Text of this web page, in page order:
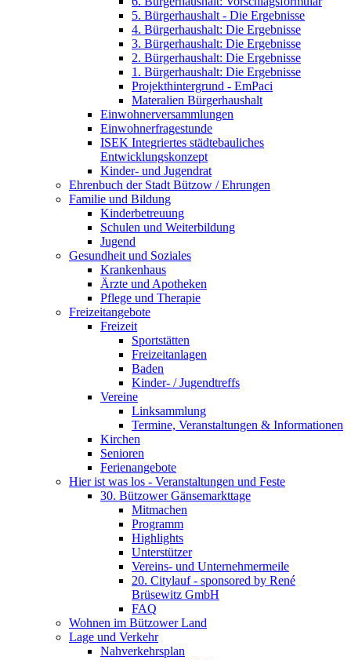
5. Bürgerhaushalt - Die Ergebnisse
4. Bürgerhaushalt: Die Ergebnisse
3. Bürgerhaushalt: Die Ergebnisse
2. Bürgerhaushalt: Die Ergebnisse
1. Bürgerhaushalt: Die Ergebnisse
Projekthintergrund - EmPaci
Materalien Bürgerhaushalt
Einwohnerversammlungen
Einwohnerfragestunde
ISEK Integriertes städtebauliches
Entwicklungskonzept
Kinder- und Jugendrat
Ehrenbuch der Stadt Bützow / Ehrungen
Familie und Bildung
Kinderbetreuung
Schulen und Weiterbildung
Jugend
Gesundheit und Soziales
Krankenhaus
Ärzte und Apotheken
Pflege und Therapie
Freizeitangebote
Freizeit
Sportstätten
Freizeitanlagen
Baden
Kinder- / Jugendtreffs
Vereine
Linksammlung
Termine, Veranstaltungen & Informationen
Kirchen
Senioren
Ferienangebote
Hier ist was los - Veranstaltungen und Feste
30. Bützower Gänsemarkttage
Mitmachen
Programm
Highlights
Unterstützer
Vereins- und Unternehmermeile
20. Citylauf - sponsored by René
Brüsewitz GmbH
FAQ
Wohnen im Bützower Land
Lage und Verkehr
Nahverkehrsplan